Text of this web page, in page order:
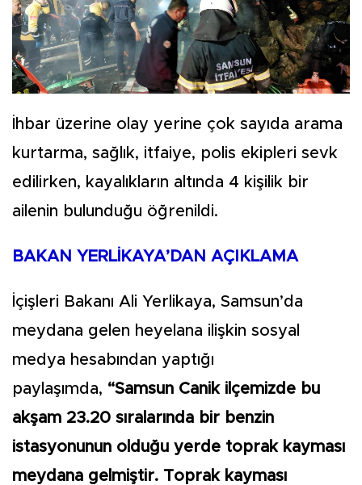
İhbar üzerine olay yerine çok sayıda arama
kurtarma, sağlık, itfaiye, polis ekipleri sevk
edilirken, kayalıkların altında 4 kişilik bir
ailenin bulunduğu öğrenildi.
BAKAN YERLİKAYA’DAN AÇIKLAMA
İçişleri Bakanı Ali Yerlikaya, Samsun’da
meydana gelen heyelana ilişkin sosyal
medya hesabından yaptığı
paylaşımda, “Samsun Canik ilçemizde bu
akşam 23.20 sıralarında bir benzin
istasyonunun olduğu yerde toprak kayması
meydana gelmiştir. Toprak kayması